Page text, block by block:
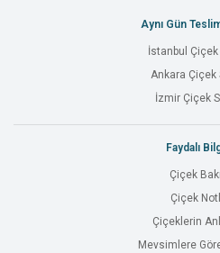
Aynı Gün
İstanbul Çiçek
Ankara Çiçek
İzmir Çiçek
Faydalı
Çiçek
Çiçek
Çiçeklerin
Mevsimlere